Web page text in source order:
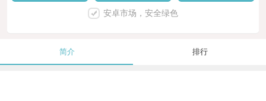
安卓市场，安全绿色
简介 排行